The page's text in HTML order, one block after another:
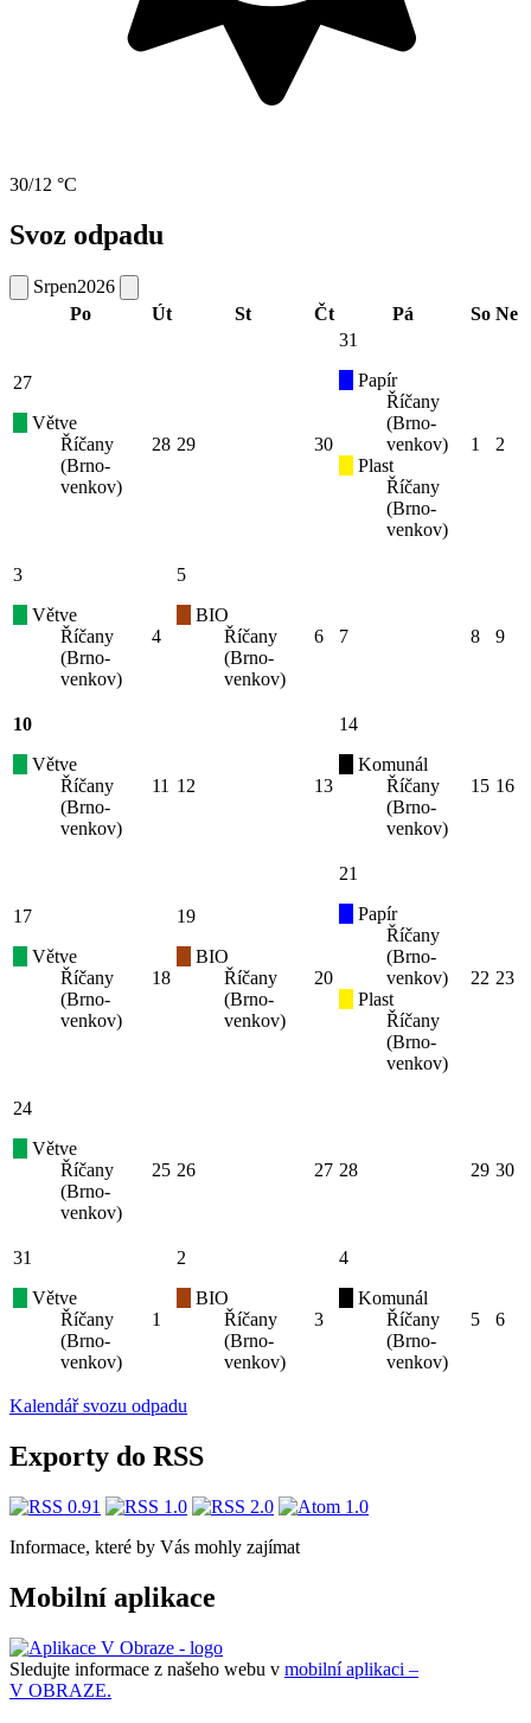
30/12 °C
Svoz odpadu
Srpen2026
Po
Út St Čt Pá So Ne
27
Větve
Říčany
(Brno-
venkov)
28 29 30
31
Papír
Říčany
(Brno-
venkov)
Plast
Říčany
(Brno-
venkov)
1 2
3
Větve
Říčany
(Brno-
venkov)
4
5
BIO
Říčany
(Brno-
venkov)
6 7 8 9
10
Větve
Říčany
(Brno-
venkov)
11 12 13
14
Komunál
Říčany
(Brno-
venkov)
15 16
17
Větve
Říčany
(Brno-
venkov)
18
19
BIO
Říčany
(Brno-
venkov)
20
21
Papír
Říčany
(Brno-
venkov)
Plast
Říčany
(Brno-
venkov)
22 23
24
Větve
Říčany
(Brno-
venkov)
25 26 27 28 29 30
31
Větve
Říčany
(Brno-
venkov)
1
2
BIO
Říčany
(Brno-
venkov)
3
4
Komunál
Říčany
(Brno-
venkov)
5 6
Kalendář svozu odpadu
Exporty do RSS
Informace, které by Vás mohly zajímat
Mobilní aplikace
Sledujte informace z našeho webu v mobilní aplikaci –
V OBRAZE.